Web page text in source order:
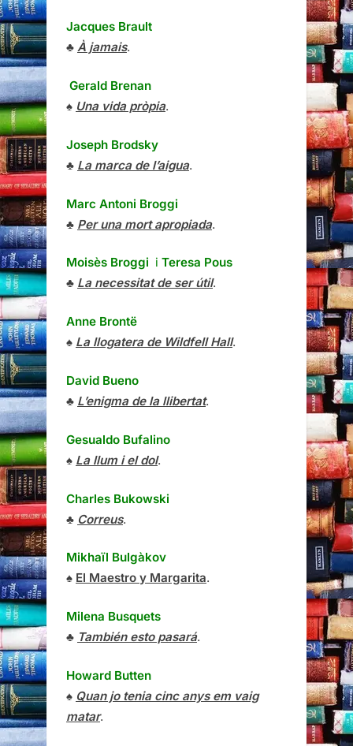
Jacques Brault
♣ À jamais.
Gerald Brenan
♠ Una vida pròpia.
Joseph Brodsky
♣ La marca de l’aigua.
Marc Antoni Broggi
♣ Per una mort apropiada.
Moisès Broggi i Teresa Pous
♣ La necessitat de ser útil.
Anne Brontë
♠ La llogatera de Wildfell Hall.
David Bueno
♣ L’enigma de la llibertat.
Gesualdo Bufalino
♠ La llum i el dol.
Charles Bukowski
♣ Correus.
Mikhaïl Bulgàkov
♠ El Maestro y Margarita.
Milena Busquets
♣ También esto pasará.
Howard Butten
♠ Quan jo tenia cinc anys em vaig
matar.